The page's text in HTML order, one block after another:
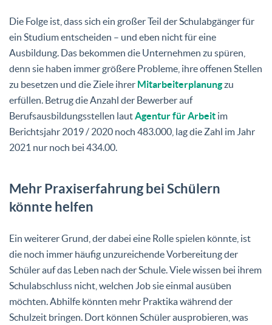
Die Folge ist, dass sich ein großer Teil der Schulabgänger für
ein Studium entscheiden – und eben nicht für eine
Ausbildung. Das bekommen die Unternehmen zu spüren,
denn sie haben immer größere Probleme, ihre offenen Stellen
zu besetzen und die Ziele ihrer Mitarbeiterplanungzu
erfüllen. Betrug die Anzahl der Bewerber auf
Berufsausbildungsstellen lautAgentur für Arbeit im
Berichtsjahr 2019 / 2020 noch 483.000, lag die Zahl im Jahr
2021 nur noch bei 434.00.
Mehr Praxiserfahrung bei Schülern
könnte helfen
Ein weiterer Grund, der dabei eine Rolle spielen könnte, ist
die noch immer häufig unzureichende Vorbereitung der
Schüler auf das Leben nach der Schule. Viele wissen bei ihrem
Schulabschluss nicht, welchen Job sie einmal ausüben
möchten. Abhilfe könnten mehr Praktika während der
Schulzeit bringen. Dort können Schüler ausprobieren, was